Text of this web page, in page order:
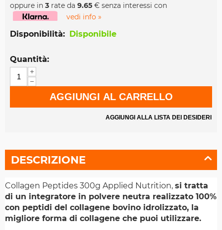
oppure in 3 rate da 9.65 € senza interessi con
vedi info »
Disponibilità: Disponibile
Quantità:
+
−
AGGIUNGI AL CARRELLO
AGGIUNGI ALLA LISTA DEI DESIDERI
DESCRIZIONE
Collagen Peptides 300g Applied Nutrition, si tratta
di un integratore in polvere neutra realizzato 100%
con peptidi del collagene bovino idrolizzato, la
migliore forma di collagene che puoi utilizzare.